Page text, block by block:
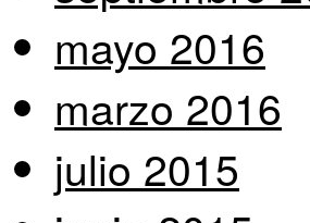
mayo 2016
marzo 2016
julio 2015